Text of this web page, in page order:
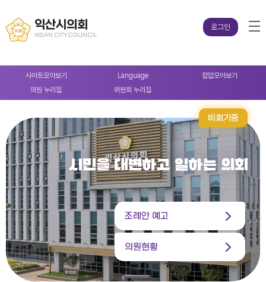
익산시의회
IKSAN CITY COUNCIL
로그인
사이트모아보기 Language 팝업모아보기
의원 누리집 위원회 누리집
비회기중
시민을 대변하고 일하는 의회
조례안 예고
의원현황